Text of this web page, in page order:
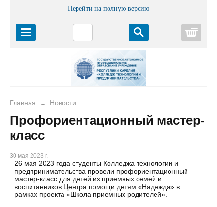
Перейти на полную версию
Главная → Новости
Профориентационный мастер-
класс
30 мая 2023 г.
26 мая 2023 года студенты Колледжа технологии и
предпринимательства провели профориентационный
мастер-класс для детей из приемных семей и
воспитанников Центра помощи детям «Надежда» в
рамках проекта «Школа приемных родителей».